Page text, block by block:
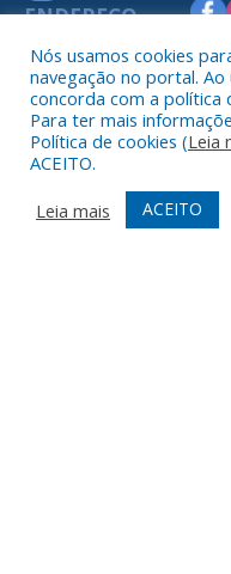
ENDEREÇO
Av. Barão do
Rio Branco,
nº 2312
Centro –
Nova
Timboteua –
PA
CEP: 68730-
Nós usamos cookies
navegação no portal.
concorda com a política
Para ter mais
Política de cookies (Leia
ACEITO.
Leia mais
ACEITO